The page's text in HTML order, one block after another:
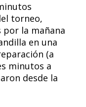
torneo,
por la mañana
en una
(a
minutos a
desde la